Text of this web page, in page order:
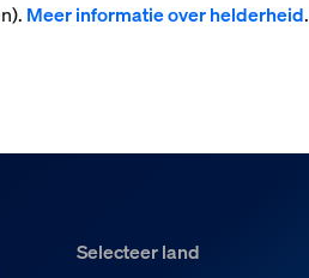
Meer informatie over helderheid.
Selecteer land